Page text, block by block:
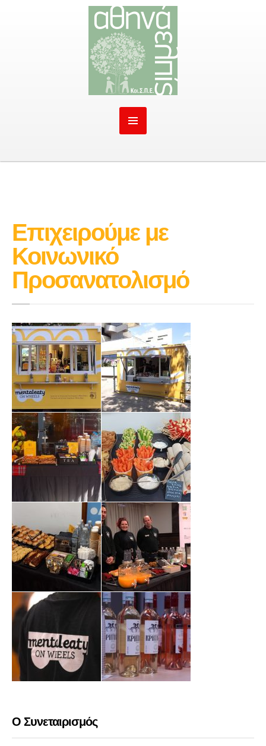
Επιχειρούμε με
Κοινωνικό
Προσανατολισμό
Ο Συνεταιρισμός